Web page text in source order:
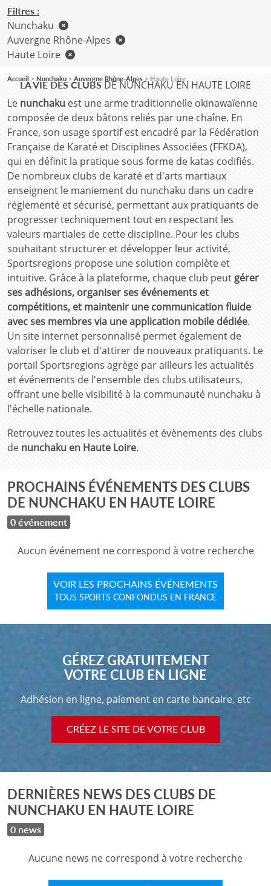
LA VIE DES CLUBSDE NUNCHAKU EN HAUTE LOIRE
Le nunchaku est une arme traditionnelle okinawaïenne
composée de deux bâtons reliés par une chaîne. En
France, son usage sportif est encadré par la Fédération
Française de Karaté et Disciplines Associées (FFKDA),
qui en définit la pratique sous forme de katas codifiés.
De nombreux clubs de karaté et d'arts martiaux
enseignent le maniement du nunchaku dans un cadre
réglementé et sécurisé, permettant aux pratiquants de
progresser techniquement tout en respectant les
valeurs martiales de cette discipline. Pour les clubs
souhaitant structurer et développer leur activité,
Sportsregions propose une solution complète et
intuitive. Grâce à la plateforme, chaque club peut gérer
ses adhésions, organiser ses événements et
compétitions, et maintenir une communication fluide
avec ses membres via une application mobile dédiée.
Un site internet personnalisé permet également de
valoriser le club et d'attirer de nouveaux pratiquants. Le
portail Sportsregions agrège par ailleurs les actualités
et événements de l'ensemble des clubs utilisateurs,
offrant une belle visibilité à la communauté nunchaku à
l'échelle nationale.
Retrouvez toutes les actualités et évènements des clubs
de nunchaku en Haute Loire.
PROCHAINS ÉVÉNEMENTS DES CLUBS
DE NUNCHAKU EN HAUTE LOIRE
0 événement
Aucun événement ne correspond à votre recherche
VOIR LES PROCHAINS ÉVÉNEMENTS
TOUS SPORTS CONFONDUS EN FRANCE
GÉREZ GRATUITEMENT
VOTRE CLUB EN LIGNE
Adhésion en ligne, paiement en carte bancaire, etc
CRÉEZ LE SITE DE VOTRE CLUB
DERNIÈRES NEWS DES CLUBS DE
NUNCHAKU EN HAUTE LOIRE
0 news
Aucune news ne correspond à votre recherche
Filtres :
Nunchaku
Auvergne Rhône-Alpes
Haute Loire
Accueil Nunchaku Auvergne Rhône-Alpes Haute Loire